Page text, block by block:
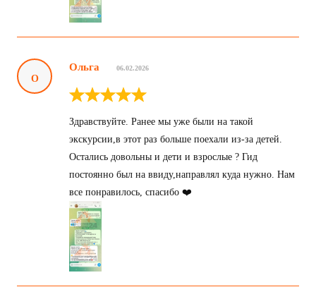
О
Ольга 06.02.2026
Здравствуйте. Ранее мы уже были на такой
экскурсии,в этот раз больше поехали из-за детей.
Остались довольны и дети и взрослые ? Гид
постоянно был на ввиду,направлял куда нужно. Нам
все понравилось, спасибо ❤️